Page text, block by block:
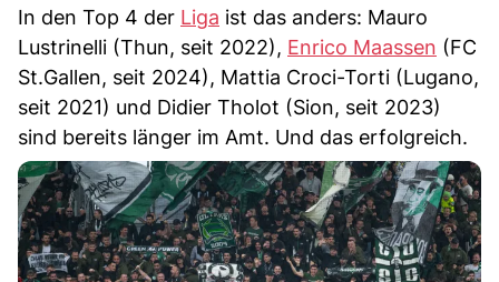
In den Top 4 der Liga ist das anders: Mauro
Lustrinelli (Thun, seit 2022), Enrico Maassen (FC
St.Gallen, seit 2024), Mattia Croci-Torti (Lugano,
seit 2021) und Didier Tholot (Sion, seit 2023)
sind bereits länger im Amt. Und das erfolgreich.